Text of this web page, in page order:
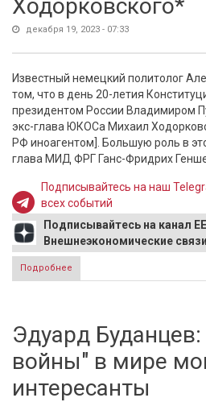
Ходорковского*
декабря 19, 2023 - 07:33
Известный немецкий политолог
том, что в день 20-летия
президентом России Владимиром
экс-глава ЮКОСа Михаил
РФ иноагентом]. Большую роль в
глава МИД ФРГ Ганс-Фридрих
Подписывайтесь на наш
всех событий
Подписывайтесь на канал
Внешнеэкономические
Подробнее
помилования
Эдуард
войны" в мире
интересанты